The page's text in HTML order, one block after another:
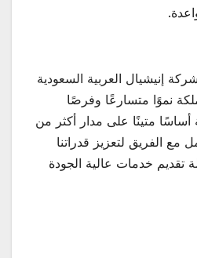
إنيشيال العربية السعودية
نموًا متسارعًا وفرصًا
متينًا على مدار أكثر من
مع الفريق لتعزيز قدراتنا
تقديم خدمات عالية الجودة